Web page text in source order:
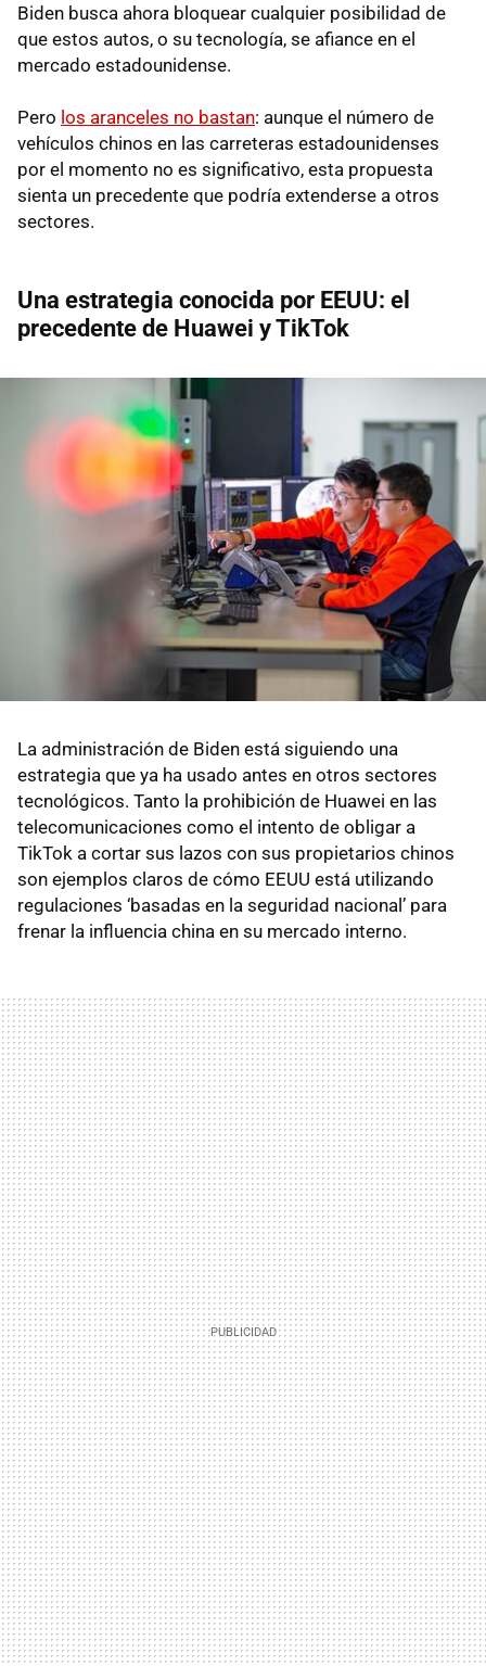
Biden busca ahora bloquear cualquier posibilidad de
que estos autos, o su tecnología, se afiance en el
mercado estadounidense.
Pero los aranceles no bastan: aunque el número de
vehículos chinos en las carreteras estadounidenses
por el momento no es significativo, esta propuesta
sienta un precedente que podría extenderse a otros
sectores.
Una estrategia conocida por EEUU: el
precedente de Huawei y TikTok
La administración de Biden está siguiendo una
estrategia que ya ha usado antes en otros sectores
tecnológicos. Tanto la prohibición de Huawei en las
telecomunicaciones como el intento de obligar a
TikTok a cortar sus lazos con sus propietarios chinos
son ejemplos claros de cómo EEUU está utilizando
regulaciones ‘basadas en la seguridad nacional’ para
frenar la influencia china en su mercado interno.